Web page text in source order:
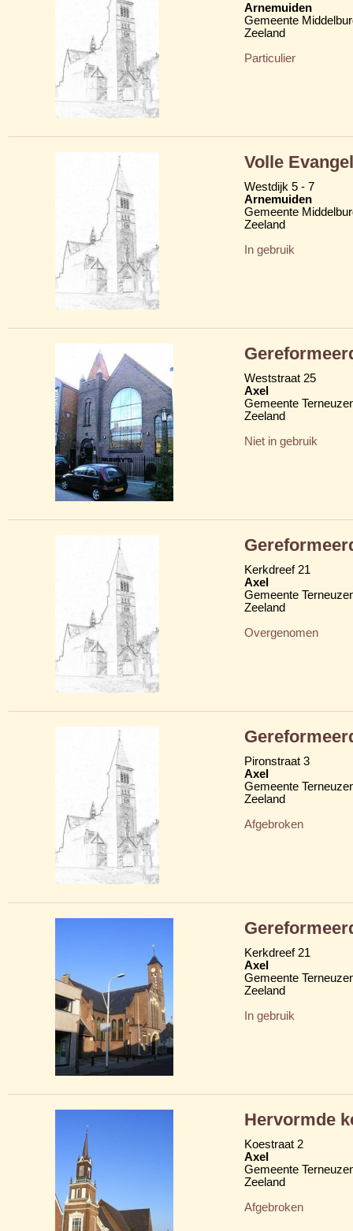
Arnemuiden
Gemeente
Zeeland
Particulier
Volle
Westdijk 5 - 7
Arnemuiden
Gemeente
Zeeland
In gebruik
Weststraat 25
Axel
Gemeente
Zeeland
Niet in gebruik
Kerkdreef 21
Axel
Gemeente
Zeeland
Overgenomen
Pironstraat 3
Axel
Gemeente
Zeeland
Afgebroken
Kerkdreef 21
Axel
Gemeente
Zeeland
In gebruik
Hervormde
Koestraat 2
Axel
Gemeente
Zeeland
Afgebroken